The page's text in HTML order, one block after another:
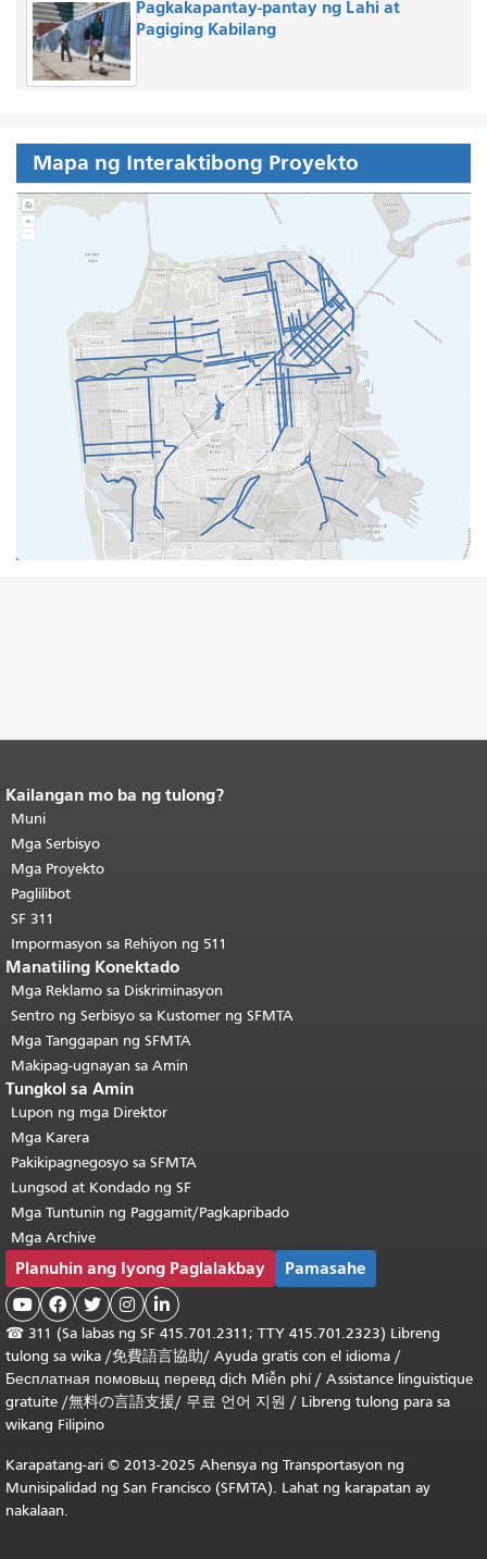
Pagkakapantay-pantay ng Lahi at
Pagiging Kabilang
Mapa ng Interaktibong Proyekto
Katapusan ng nilalaman ng
pahina.
pahinang ito ay nauulit sa bawat
pahina.Bumalik sa tuktok ng
pangunahing nilalaman
Kailangan mo ba ng tulong?
Muni
Mga Serbisyo
Mga Proyekto
Paglilibot
SF 311
Impormasyon sa Rehiyon ng 511
Manatiling Konektado
Mga Reklamo sa Diskriminasyon
Sentro ng Serbisyo sa Kustomer ng SFMTA
Mga Tanggapan ng SFMTA
Makipag-ugnayan sa Amin
Tungkol sa Amin
Lupon ng mga Direktor
Mga Karera
Pakikipagnegosyo sa SFMTA
Lungsod at Kondado ng SF
Mga Tuntunin ng Paggamit/Pagkapribado
Mga Archive
Planuhin ang Iyong Paglalakbay Pamasahe
    
☎ 311 (Sa labas ng SF 415.701.2311; TTY 415.701.2323) Libreng
tulong sa wika /免費語言協助/ Ayuda gratis con el idioma /
Бесплатная помовьщ перевд dịch Miễn phí/ Assistance linguistique
gratuite /無料の言語支援/ 무료 언어 지원 / Libreng tulong para sa
wikang Filipino
Karapatang-ari © 2013-2025 Ahensya ng Transportasyon ng
Munisipalidad ng San Francisco (SFMTA). Lahat ng karapatan ay
nakalaan.